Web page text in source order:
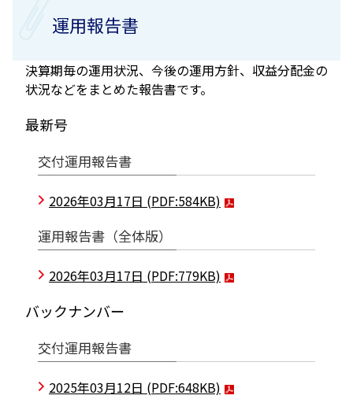
運用報告書
決算期毎の運用状況、今後の運用方針、収益分配金の
状況などをまとめた報告書です。
最新号
交付運用報告書
2026年03月17日 (PDF:584KB)
運用報告書（全体版）
2026年03月17日 (PDF:779KB)
バックナンバー
交付運用報告書
2025年03月12日 (PDF:648KB)